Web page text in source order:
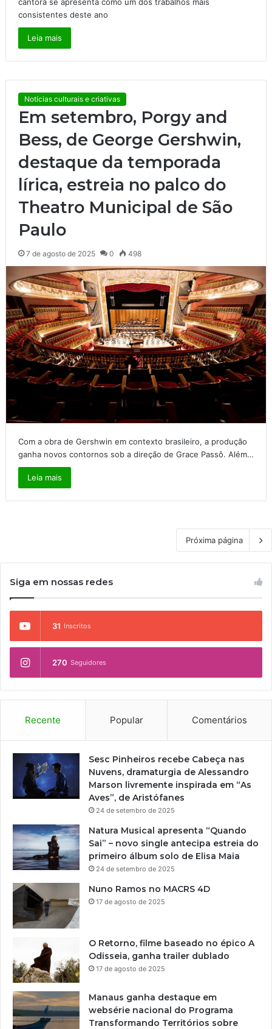
consistentes deste ano
Leia mais
Notícias culturais e criativas
Em setembro, Porgy and
Bess, de George Gershwin,
destaque da temporada
lírica, estreia no palco do
Theatro Municipal de São
Paulo
7 de agosto de 2025 0 498
Com a obra de Gershwin em contexto brasileiro, a produção
ganha novos contornos sob a direção de Grace Passô. Além…
Leia mais
Próxima página
Siga em nossas redes
31 Inscritos
270 Seguidores
Recente Popular Comentários
Sesc Pinheiros recebe Cabeça nas
Nuvens, dramaturgia de Alessandro
Marson livremente inspirada em “As
Aves”, de Aristófanes
24 de setembro de 2025
Natura Musical apresenta “Quando
Sai” – novo single antecipa estreia do
primeiro álbum solo de Elisa Maia
24 de setembro de 2025
Nuno Ramos no MACRS 4D
17 de agosto de 2025
O Retorno, filme baseado no épico A
Odisseia, ganha trailer dublado
17 de agosto de 2025
Manaus ganha destaque em
websérie nacional do Programa
Transformando Territórios sobre